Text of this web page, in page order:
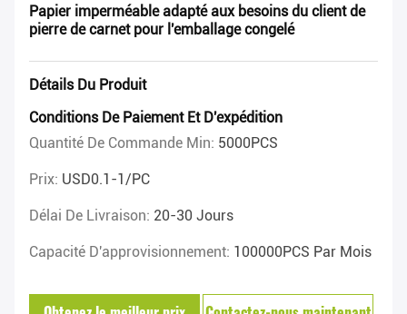
Papier imperméable adapté aux besoins du client de
pierre de carnet pour l'emballage congelé
Détails Du Produit
Conditions De Paiement Et D'expédition
Quantité De Commande Min: 5000PCS
Prix: USD0.1-1/PC
Délai De Livraison: 20-30 Jours
Capacité D'approvisionnement: 100000PCS Par Mois